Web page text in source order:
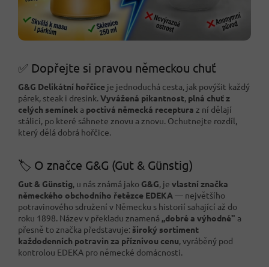
✅ Dopřejte si pravou německou chuť
G&G Delikátní hořčice je jednoduchá cesta, jak povýšit každý
párek, steak i dresink.Vyvážená pikantnost, plná chuť z
celých semínek a poctivá německá receptura z ní dělají
stálici, po které sáhnete znovu a znovu. Ochutnejte rozdíl,
který dělá dobrá hořčice.
🏷️ O značce G&G (Gut & Günstig)
Gut & Günstig, u nás známá jako G&G, je vlastní značka
německého obchodního řetězce EDEKA— největšího
potravinového sdružení v Německu s historií sahající až do
roku 1898. Název v překladu znamená „dobré a výhodné" a
přesně to značka představuje: široký sortiment
každodenních potravin za příznivou cenu, vyráběný pod
kontrolou EDEKA pro německé domácnosti.